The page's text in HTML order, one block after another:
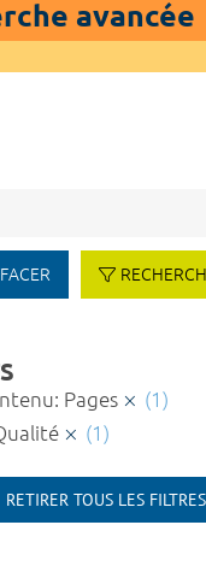
avancée
Pages
(1)
(1)
RETIRER TOUS LES FILTRES